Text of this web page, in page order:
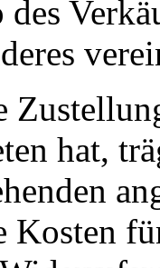
hat,